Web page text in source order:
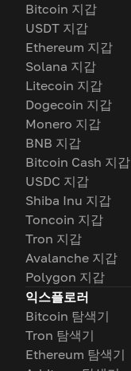
Bitcoin 지갑
USDT 지갑
Ethereum 지갑
Solana 지갑
Litecoin 지갑
Dogecoin 지갑
Monero 지갑
BNB 지갑
Bitcoin Cash 지갑
USDC 지갑
Shiba Inu 지갑
Toncoin 지갑
Tron 지갑
Avalanche 지갑
Polygon 지갑
익스플로러
Bitcoin 탐색기
Tron 탐색기
Ethereum 탐색기